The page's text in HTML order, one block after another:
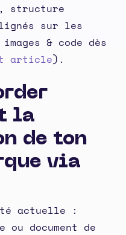
structure
sur les
& code dès
article).
la
de ton
via
actuelle :
ou document de